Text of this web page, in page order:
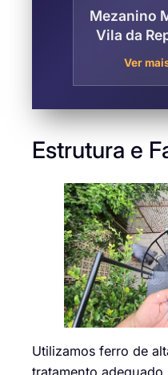
Mezanino
Vila da
Zona Sul
Ver
Estrutura e
Utilizamos ferro de